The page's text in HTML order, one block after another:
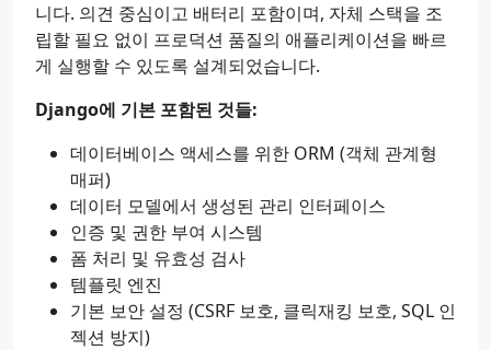
니다. 의견 중심이고 배터리 포함이며, 자체 스택을 조
립할 필요 없이 프로덕션 품질의 애플리케이션을 빠르
게 실행할 수 있도록 설계되었습니다.
Django에 기본 포함된 것들:
데이터베이스 액세스를 위한 ORM (객체 관계형
매퍼)
데이터 모델에서 생성된 관리 인터페이스
인증 및 권한 부여 시스템
폼 처리 및 유효성 검사
템플릿 엔진
기본 보안 설정 (CSRF 보호, 클릭재킹 보호, SQL 인
젝션 방지)